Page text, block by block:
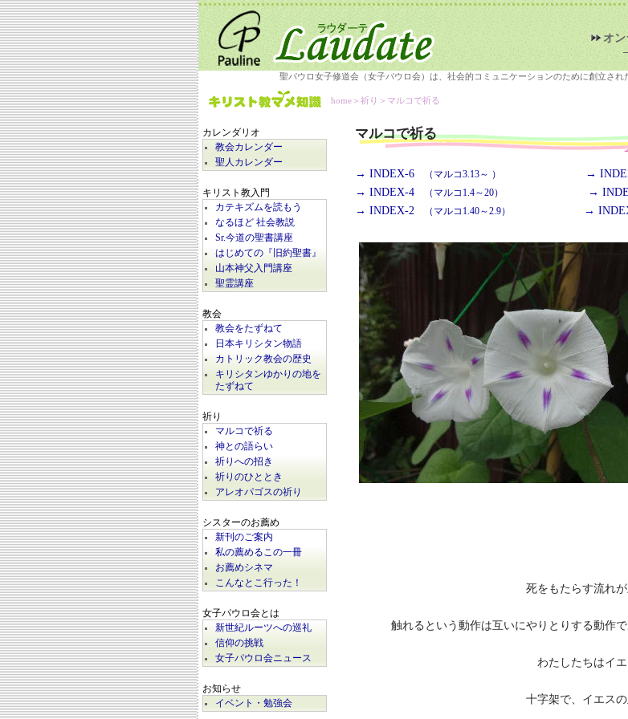
オン
聖パウロ女子修道会（女子パウロ会）は、社会的コミュニケーションのために創立され
カレンダリオ
教会カレンダー
聖人カレンダー
キリスト教入門
カテキズムを読もう
なるほど 社会教説
Sr.今道の聖書講座
はじめての『旧約聖書』
山本神父入門講座
聖霊講座
教会
教会をたずねて
日本キリシタン物語
カトリック教会の歴史
キリシタンゆかりの地を
たずねて
祈り
マルコで祈る
神との語らい
祈りへの招き
祈りのひととき
アレオパゴスの祈り
シスターのお薦め
新刊のご案内
私の薦めるこの一冊
お薦めシネマ
こんなとこ行った！
女子パウロ会とは
新世紀ルーツへの巡礼
信仰の挑戦
女子パウロ会ニュース
お知らせ
イベント・勉強会
home ＞祈り＞ マルコで祈る
マルコで祈る
→ INDEX-6 （マルコ3.13～ ） →
→ INDEX-4 （マルコ1.4～20） →
→ INDEX-2 （マルコ1.40～2.9） →
死をもたらす流れ
触れるという動作は互いにやりとりする動作
わたしたちはイ
十字架で、イエス